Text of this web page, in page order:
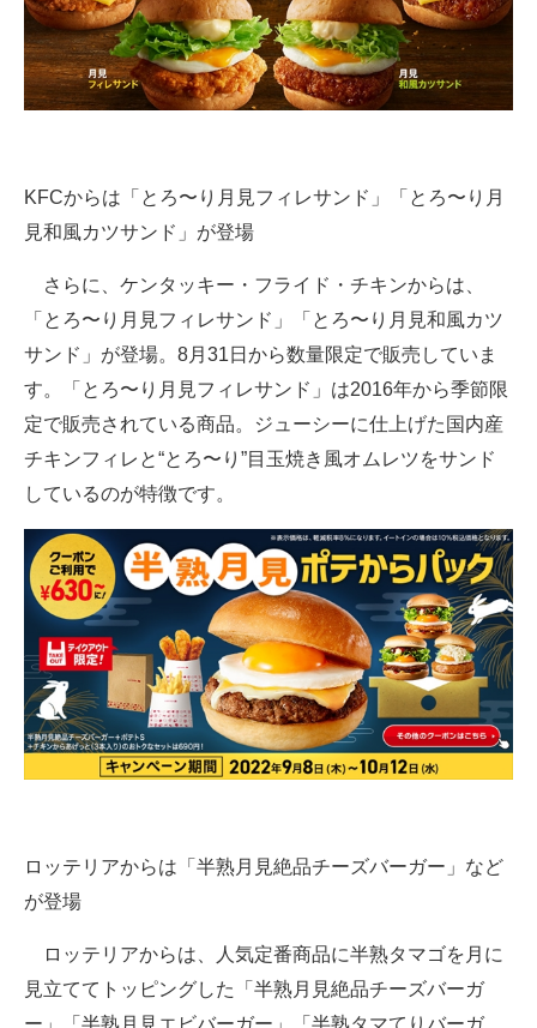
KFCからは「とろ〜り月見フィレサンド」「とろ〜り月
見和風カツサンド」が登場
さらに、ケンタッキー・フライド・チキンからは、
「とろ〜り月見フィレサンド」「とろ〜り月見和風カツ
サンド」が登場。8月31日から数量限定で販売していま
す。「とろ〜り月見フィレサンド」は2016年から季節限
定で販売されている商品。ジューシーに仕上げた国内産
チキンフィレと“とろ〜り”目玉焼き風オムレツをサンド
しているのが特徴です。
ロッテリアからは「半熟月見絶品チーズバーガー」など
が登場
ロッテリアからは、人気定番商品に半熟タマゴを月に
見立ててトッピングした「半熟月見絶品チーズバーガ